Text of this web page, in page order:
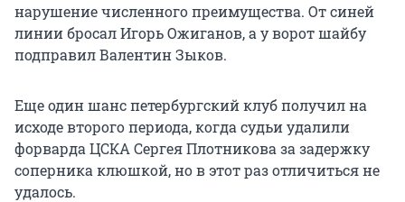
нарушение численного преимущества. От синей
линии бросал Игорь Ожиганов, а у ворот шайбу
подправил Валентин Зыков.
Еще один шанс петербургский клуб получил на
исходе второго периода, когда судьи удалили
форварда ЦСКА Сергея Плотникова за задержку
соперника клюшкой, но в этот раз отличиться не
удалось.